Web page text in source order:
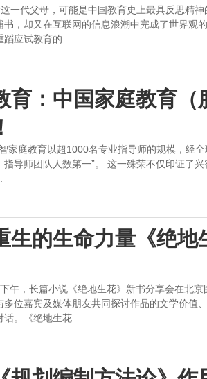
一代父母，可能是中国教育史上最具反思精
书，却又在互联网的信息浪潮中完成了世界观
应试教育的...
育：中国家庭教育
家庭教育以超1000名专业指导师的规模，经
导师团队人数第一”。 这一殊荣不仅印证了
生的生命力量《绝地
午，长篇小说《绝地生花》新书分享会在北
多位嘉宾及媒体朋友共同探讨作品的文学价值
。《绝地生花...